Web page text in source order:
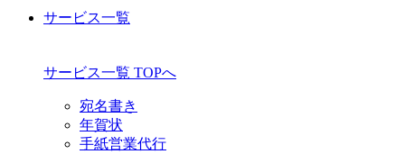
サービス一覧
サービス一覧 TOPへ
宛名書き
年賀状
手紙営業代行